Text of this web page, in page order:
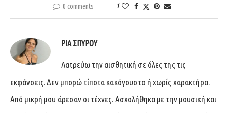
0 comments 1
ΡΊΑ ΣΠΎΡΟΥ
Λατρεύω την αισθητική σε όλες της τις
εκφάνσεις. Δεν μπορώ τίποτα κακόγουστο ή χωρίς χαρακτήρα.
Από μικρή μου άρεσαν οι τέχνες. Ασχολήθηκα με την μουσική και